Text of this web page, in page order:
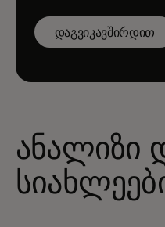
დაგვიკავშირდით
ანალიზი